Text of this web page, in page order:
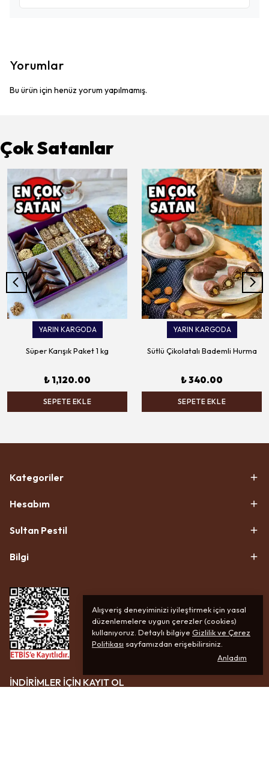
Alışveriş deneyiminizi iyileştirmek için yasal
düzenlemelere uygun çerezler (cookies)
kullanıyoruz. Detaylı bilgiye Gizlilik ve Çerez
Politikası sayfamızdan erişebilirsiniz.
Anladım
Yorumlar
Bu ürün için henüz yorum yapılmamış.
Çok Satanlar
YARIN KARGODA
Süper Karışık Paket 1 kg
₺ 1,120.00
SEPETE EKLE
YARIN KARGODA
Sütlü Çikolatalı Bademli Hurma
₺ 340.00
SEPETE EKLE
Kategoriler
Hesabım
Sultan Pestil
Bilgi
İNDİRİMLER İÇİN KAYIT OL